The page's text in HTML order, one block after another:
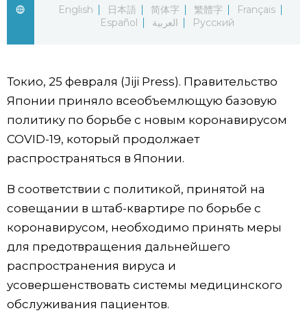
العربية
Фото/Видео
Разделы
Люди
Блог
Политика
Экономика
Общество
Популярные статьи
Японский язык
Японский калейдоскоп
Семья
Еда и напитки
official SNS
English
日本語 简体字 繁體字
Français
Español
العربية Русский
Токио, 25 февраля (Jiji Press). Правительство
Японии приняло всеобъемлющую базовую
политику по борьбе с новым коронавирусом
COVID-19, который продолжает
распространяться в Японии.
В соответствии с политикой, принятой на
совещании в штаб-квартире по борьбе с
коронавирусом, необходимо принять меры
для предотвращения дальнейшего
распространения вируса и
усовершенствовать системы медицинского
обслуживания пациентов.